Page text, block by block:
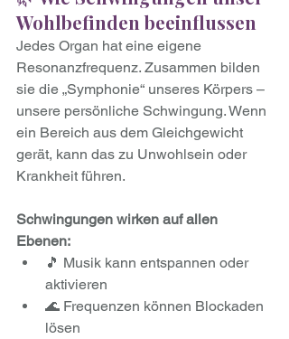
Wohlbefinden beeinflussen
Jedes Organ hat eine eigene
Resonanzfrequenz. Zusammen bilden
sie die „Symphonie“ unseres Körpers –
unsere persönliche Schwingung. Wenn
ein Bereich aus dem Gleichgewicht
gerät, kann das zu Unwohlsein oder
Krankheit führen.
Schwingungen wirken auf allen
Ebenen:
🎵 Musik kann entspannen oder
aktivieren
🌊 Frequenzen können Blockaden
lösen